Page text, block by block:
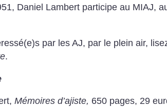
Daniel Lambert participe au MIAJ,
par les AJ, par le plein air,
.
Mémoires d’ajiste, 650 pages, 29